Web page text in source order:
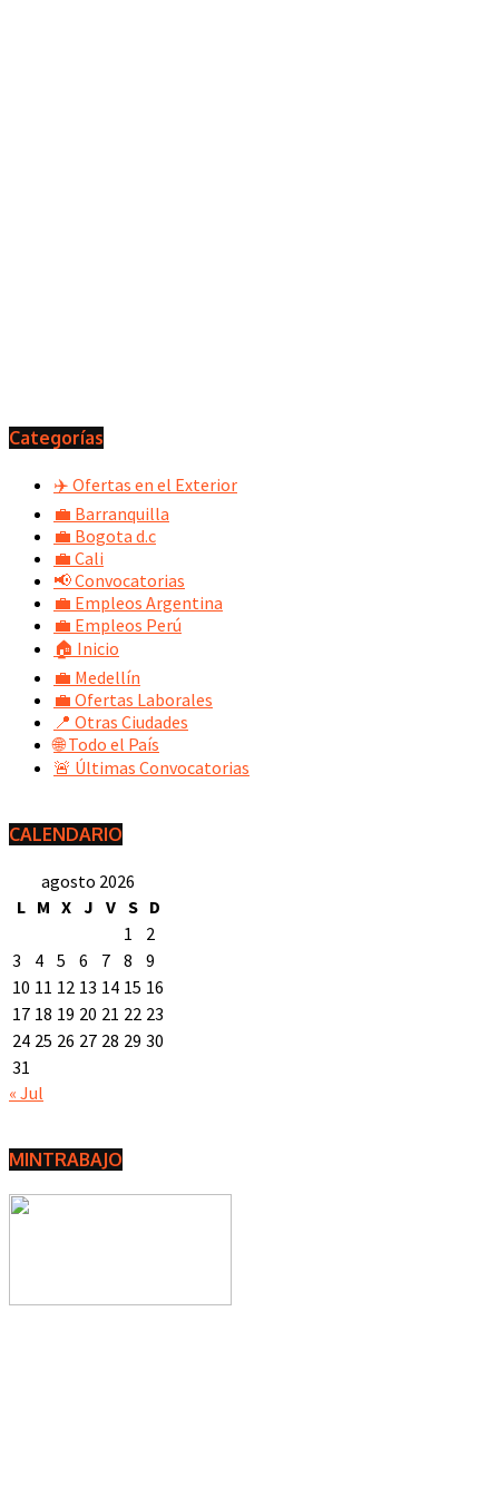
Categorías
✈️ Ofertas en el Exterior
💼 Barranquilla
💼 Bogota d.c
💼 Cali
📢 Convocatorias
💼 Empleos Argentina
💼 Empleos Perú
🏠 Inicio
💼 Medellín
💼 Ofertas Laborales
📍 Otras Ciudades
🌐 Todo el País
🚨 Últimas Convocatorias
CALENDARIO
agosto 2026
L M X J V S D
1
2
3
4 5 6 7 8
9
10 11 12 13 14 15 16
17 18 19 20 21 22 23
24 25 26 27 28 29 30
31
« Jul
MINTRABAJO